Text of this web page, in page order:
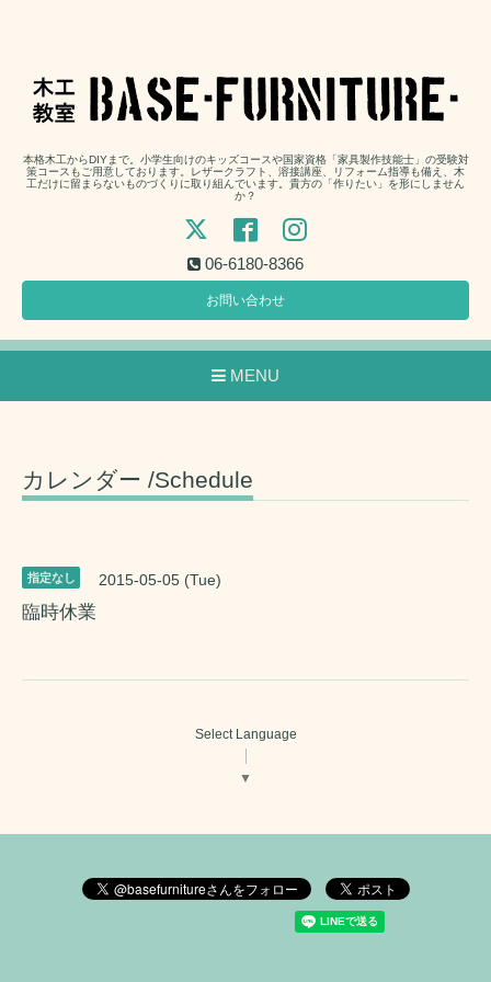
本格木工からDIYまで。小学生向けのキッズコースや国家資格「家具製作技能士」の受験対
策コースもご用意しております。レザークラフト、溶接講座、リフォーム指導も備え、木
工だけに留まらないものづくりに取り組んでいます。貴方の「作りたい」を形にしません
か？
06-6180-8366
お問い合わせ
MENU
カレンダー /Schedule
指定なし 2015-05-05 (Tue)
臨時休業
Select Language
▼